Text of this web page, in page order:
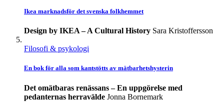
Ikea marknadsför det svenska folkhemmet
Design by IKEA – A Cultural History Sara Kristoffersson
Filosofi & psykologi
En bok för alla som kantstötts av mätbarhetshysterin
Det omätbaras renässans – En uppgörelse med
pedanternas herravälde Jonna Bornemark